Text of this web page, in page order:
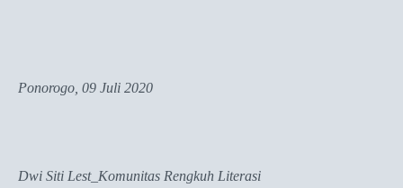
Ponorogo, 09 Juli 2020
Dwi Siti Lest_Komunitas Rengkuh Literasi